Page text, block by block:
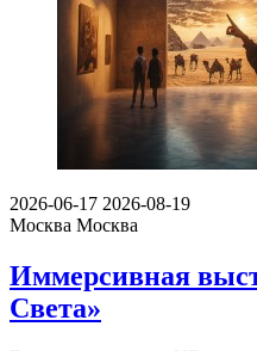
2026-06-17 2026-08-19
Москва Москва
Иммерсивная
Света»